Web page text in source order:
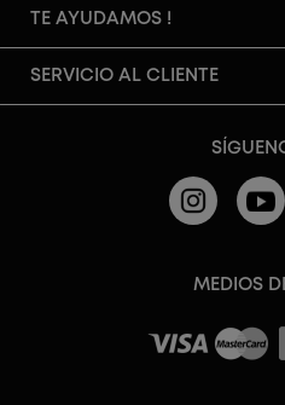
TE AYUDAMOS !
SERVICIO AL CLIENTE
MEDIOS